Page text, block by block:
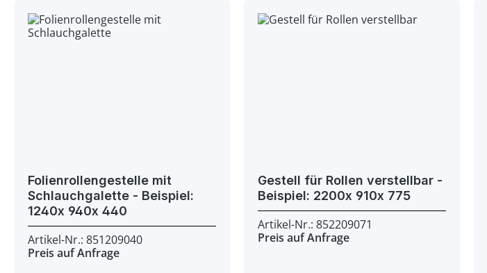
Folienrollengestelle mit
Schlauchgalette - Beispiel:
1240x 940x 440
Artikel-Nr.: 851209040
Preis auf Anfrage
Gestell für Rollen verstellbar -
Beispiel: 2200x 910x 775
Artikel-Nr.: 852209071
Preis auf Anfrage